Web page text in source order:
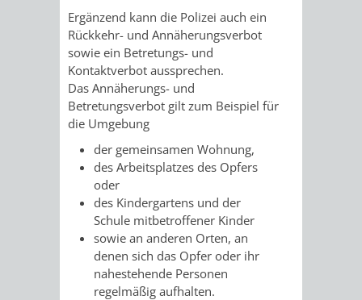
DOCH
AN
DEINE
STADT
WIEDERVERMIETUNGSPRÄMIE
BÄDER
BAU)
AMT
Ergänzend kann die Polizei auch ein
Rückkehr- und Annäherungsverbot
sowie ein Betretungs- und
Kontaktverbot aussprechen.
Das Annäherungs- und
Betretungsverbot gilt zum Beispiel für
die Umgebung
der gemeinsamen Wohnung,
des Arbeitsplatzes des Opfers
oder
des Kindergartens und der
Schule mitbetroffener Kinder
sowie an anderen Orten, an
denen sich das Opfer oder ihr
nahestehende Personen
regelmäßig aufhalten.